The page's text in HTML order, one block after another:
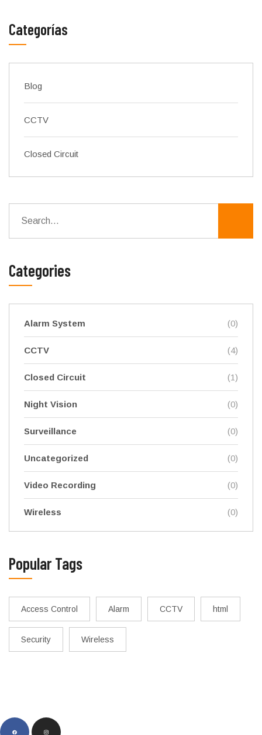
Categorías
Blog
CCTV
Closed Circuit
Categories
Alarm System (0)
CCTV (4)
Closed Circuit (1)
Night Vision (0)
Surveillance (0)
Uncategorized (0)
Video Recording (0)
Wireless (0)
Popular Tags
Access Control Alarm CCTV html
Security Wireless